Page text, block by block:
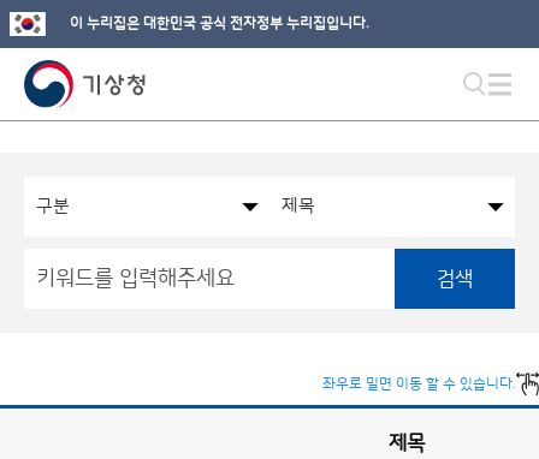
이 누리집은 대한민국 공식 전자정부 누리집입니다.
검색
좌우로 밀면 이동 할 수 있습니다.
제목